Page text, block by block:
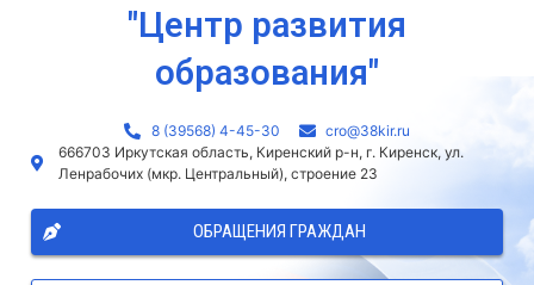
"Центр развития
образования"
8 (39568) 4-45-30
сro@38kir.ru
666703 Иркутская область, Киренский р-н, г. Киренск, ул.
Ленрабочих (мкр. Центральный), строение 23
ОБРАЩЕНИЯ ГРАЖДАН